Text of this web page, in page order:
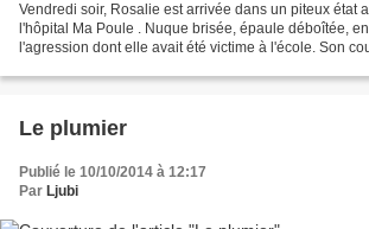
Vendredi soir, Rosalie est arrivée dans un piteux état
l'hôpital Ma Poule . Nuque brisée, épaule déboîtée,
l'agression dont elle avait été victime à l'école. Son
Le plumier
Publié le 10/10/2014 à 12:17
Par Ljubi